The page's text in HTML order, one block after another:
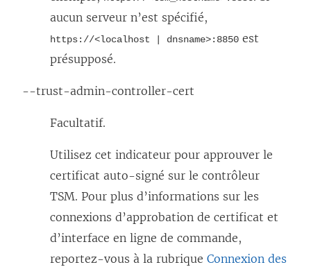
aucun serveur n’est spécifié,
https://<localhost | dnsname>:8850 est
présupposé.
--trust-admin-controller-cert
Facultatif.
Utilisez cet indicateur pour approuver le
certificat auto-signé sur le contrôleur
TSM. Pour plus d’informations sur les
connexions d’approbation de certificat et
d’interface en ligne de commande,
reportez-vous à la rubrique Connexion des